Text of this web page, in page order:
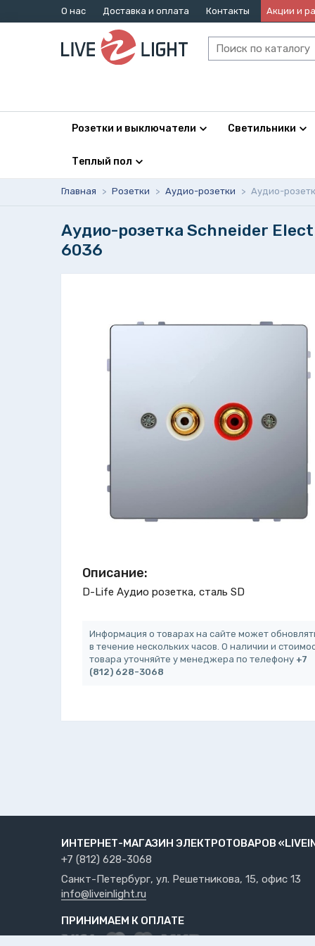
О нас Доставка и оплата Контакты Акции и
Розетки и выключатели Светильники
Теплый пол
Главная > Розетки > Аудио-розетки > Аудио-
Аудио-розетка Schneider
6036
Описание:
D-Life Аудио розетка, сталь SD
Информация о товарах на сайте может
в течение нескольких часов. О наличии и
товара уточняйте у менеджера по телефону +7
(812) 628-3068
ИНТЕРНЕТ-МАГАЗИН ЭЛЕКТРОТОВАРОВ
+7 (812) 628-3068
Санкт-Петербург, ул. Решетникова, 15, офис 13
info@liveinlight.ru
ПРИНИМАЕМ К ОПЛАТЕ